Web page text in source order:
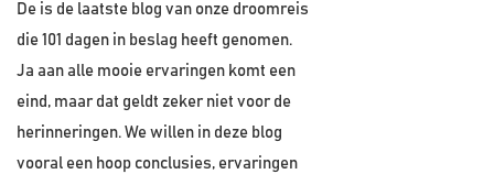
De is de laatste blog van onze droomreis
die 101 dagen in beslag heeft genomen.
Ja aan alle mooie ervaringen komt een
eind, maar dat geldt zeker niet voor de
herinneringen. We willen in deze blog
vooral een hoop conclusies, ervaringen